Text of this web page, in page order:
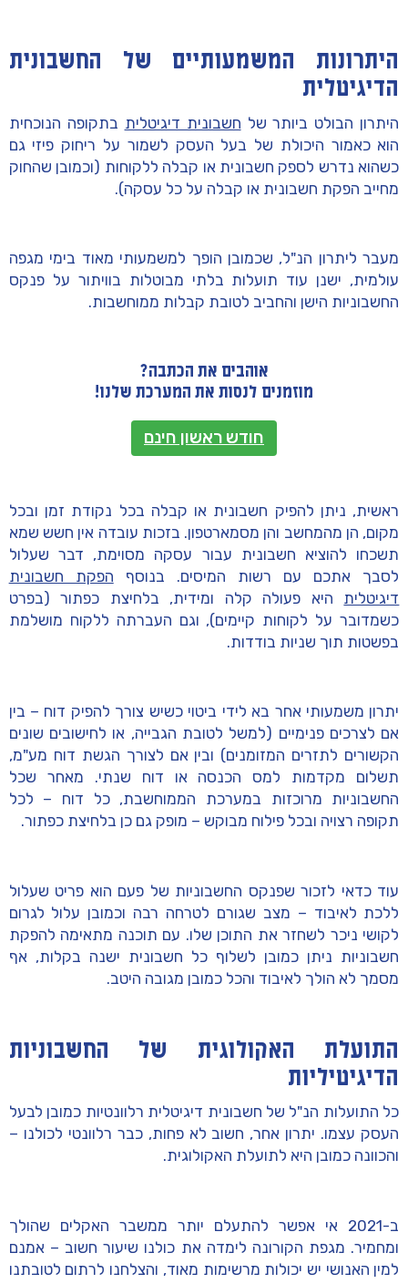
היתרונות המשמעותיים של החשבונית
הדיגיטלית
היתרון הבולט ביותר של חשבונית דיגיטלית בתקופה הנוכחית
הוא כאמור היכולת של בעל העסק לשמור על ריחוק פיזי גם
כשהוא נדרש לספק חשבונית או קבלה ללקוחות (וכמובן שהחוק
מחייב הפקת חשבונית או קבלה על כל עסקה).
מעבר ליתרון הנ"ל, שכמובן הופך למשמעותי מאוד בימי מגפה
עולמית, ישנן עוד תועלות בלתי מבוטלות בוויתור על פנקס
החשבוניות הישן והחביב לטובת קבלות ממוחשבות.
אוהבים את הכתבה?
מוזמנים לנסות את המערכת שלנו!
חודש ראשון חינם
ראשית, ניתן להפיק חשבונית או קבלה בכל נקודת זמן ובכל
מקום, הן מהמחשב והן מסמארטפון. בזכות עובדה אין חשש שמא
תשכחו להוציא חשבונית עבור עסקה מסוימת, דבר שעלול
לסבך אתכם עם רשות המיסים. בנוסף הפקת חשבונית
דיגיטלית היא פעולה קלה ומידית, בלחיצת כפתור (בפרט
כשמדובר על לקוחות קיימים), וגם העברתה ללקוח מושלמת
בפשטות תוך שניות בודדות.
יתרון משמעותי אחר בא לידי ביטוי כשיש צורך להפיק דוח – בין
אם לצרכים פנימיים (למשל לטובת הגבייה, או לחישובים שונים
הקשורים לתזרים המזומנים) ובין אם לצורך הגשת דוח מע"מ,
תשלום מקדמות למס הכנסה או דוח שנתי. מאחר שכל
החשבוניות מרוכזות במערכת הממוחשבת, כל דוח – לכל
תקופה רצויה ובכל פילוח מבוקש – מופק גם כן בלחיצת כפתור.
עוד כדאי לזכור שפנקס החשבוניות של פעם הוא פריט שעלול
ללכת לאיבוד – מצב שגורם לטרחה רבה וכמובן עלול לגרום
לקושי ניכר לשחזר את התוכן שלו. עם תוכנה מתאימה להפקת
חשבוניות ניתן כמובן לשלוף כל חשבונית ישנה בקלות, אף
מסמך לא הולך לאיבוד והכל כמובן מגובה היטב.
התועלת האקולוגית של החשבוניות
הדיגיטיליות
כל התועלות הנ"ל של חשבונית דיגיטלית רלוונטיות כמובן לבעל
העסק עצמו. יתרון אחר, חשוב לא פחות, כבר רלוונטי לכולנו –
והכוונה כמובן היא לתועלת האקולוגית.
ב-2021 אי אפשר להתעלם יותר ממשבר האקלים שהולך
ומחמיר. מגפת הקורונה לימדה את כולנו שיעור חשוב – אמנם
למין האנושי יש יכולות מרשימות מאוד, והצלחנו לרתום לטובתנו